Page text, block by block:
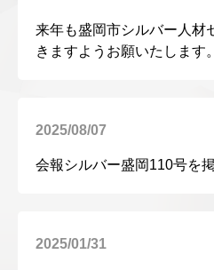
来年も盛岡市シルバー人材
きますようお願いたします。
2025/08/07
会報シルバー盛岡110号を
2025/01/31